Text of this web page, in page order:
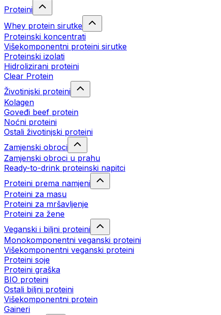
Proteini
Whey protein sirutke
Proteinski koncentrati
Višekomponentni proteini sirutke
Proteinski izolati
Hidrolizirani proteini
Clear Protein
Životinjski proteini
Kolagen
Goveđi beef protein
Noćni proteini
Ostali životinjski proteini
Zamjenski obroci
Zamjenski obroci u prahu
Ready-to-drink proteinski napitci
Proteini prema namjeni
Proteini za masu
Proteini za mršavljenje
Proteini za žene
Veganski i biljni proteini
Monokomponentni veganski proteini
Višekomponentni veganski proteini
Proteini soje
Proteini graška
BIO proteini
Ostali biljni proteini
Višekomponentni protein
Gaineri